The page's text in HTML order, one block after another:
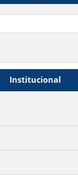
Institucional